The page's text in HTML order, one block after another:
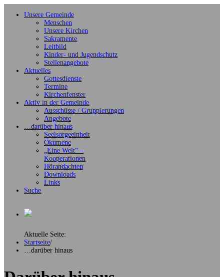
Unsere Gemeinde
Menschen
Unsere Kirchen
Sakramente
Leitbild
Kinder- und Jugendschutz
Stellenangebote
Aktuelles
Gottesdienste
Termine
Kirchenfenster
Aktiv in der Gemeinde
Ausschüsse / Gruppierungen
Angebote
…darüber hinaus
Seelsorgeeinheit
Ökumene
„Eine Welt“ –
Kooperationen
Hörandachten
Downloads
Links
Suche
Aktuelle Seite:
Startseite/
…darüber hinaus